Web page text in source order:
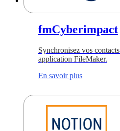
fmCyberimpact
Synchronisez vos
application FileMaker.
En savoir plus